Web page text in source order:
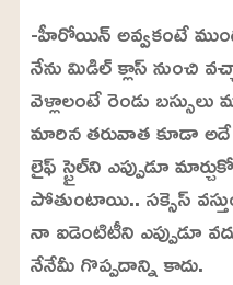
-హీరోయిన్‌ అవ్వకంటే
నేను మిడిల్ క్లాస్‌ నుంచి
వెళ్లాలంటే రెండు
మారిన తరువాత కూడా అదే
లైఫ్ స్టైల్‌ని ఎప్పుడూ
పోతుంటాయి.. సక్సెస్
నా ఐడెంటిటీని ఎప్పుడూ
నేనేమీ గొప్పదాన్ని కాదు.